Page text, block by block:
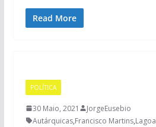
Read More
POLÍTICA
30 Maio, 2021
JorgeEusebio
Autárquicas,Francisco Martins,Lagoa